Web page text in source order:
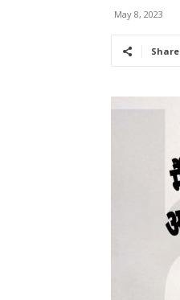
May 8, 2023
Share